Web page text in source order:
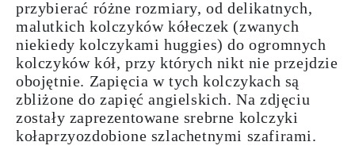
przybierać różne rozmiary, od delikatnych,
malutkich kolczyków kółeczek (zwanych
niekiedy kolczykami huggies) do ogromnych
kolczyków kół, przy których nikt nie przejdzie
obojętnie. Zapięcia w tych kolczykach są
zbliżone do zapięć angielskich. Na zdjęciu
zostały zaprezentowane srebrne kolczyki
kołaprzyozdobione szlachetnymi szafirami.